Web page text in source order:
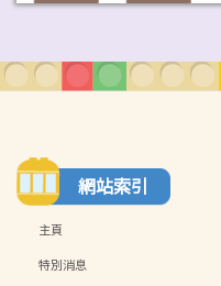
網站索引
主頁
特別消息